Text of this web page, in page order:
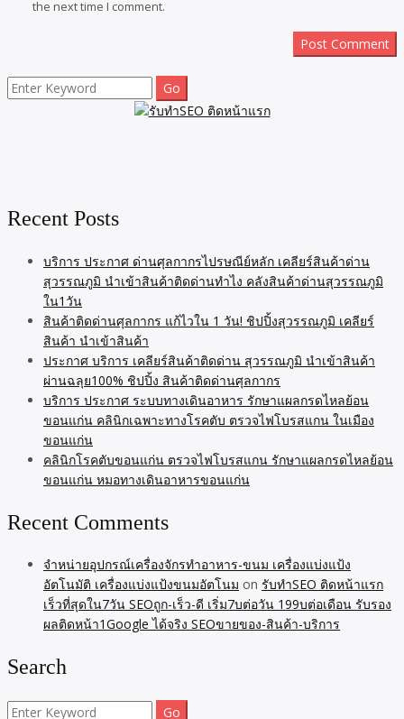
the next time I comment.
Search
for:
Recent Posts
บริการ ประกาศ ด่านศุลกากรไปรษณีย์หลัก เคลียร์สินค้าด่าน
สุวรรณภูมิ นำเข้าสินค้าติดด่านทำไง คลังสินค้าด่านสุวรรณภูมิ
ใน1วัน
สินค้าติดด่านศุลกากร แก้ไวใน 1 วัน! ชิปปิ้งสุวรรณภูมิ เคลียร์
สินค้า นำเข้าสินค้า
ประกาศ บริการ เคลียร์สินค้าติดด่าน สุวรรณภูมิ นำเข้าสินค้า
ผ่านฉลุย100% ชิปปิ้ง สินค้าติดด่านศุลกากร
บริการ ประกาศ ระบบทางเดินอาหาร รักษาแผลกรดไหลย้อน
ขอนแก่น คลินิกเฉพาะทางโรคตับ ตรวจไฟโบรสแกน ในเมือง
ขอนแก่น
คลินิกโรคตับขอนแก่น ตรวจไฟโบรสแกน รักษาแผลกรดไหลย้อน
ขอนแก่น หมอทางเดินอาหารขอนแก่น
Recent Comments
จำหน่ายอุปกรณ์เครื่องจักรทำอาหาร-ขนม เครื่องแบ่งแป้ง
อัตโนมัติ เครื่องแบ่งแป้งขนมอัตโนม on รับทำSEO ติดหน้าแรก
เร็วที่สุดใน7วัน SEOถูก-เร็ว-ดี เริ่ม7บต่อวัน 199บต่อเดือน รับรอง
ผลติดหน้า1Google ได้จริง SEOขายของ-สินค้า-บริการ
Search
Search